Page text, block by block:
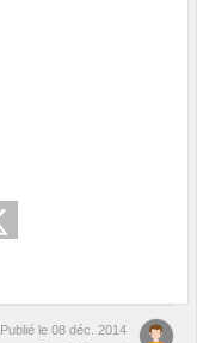
Publié le 08 déc. 2014